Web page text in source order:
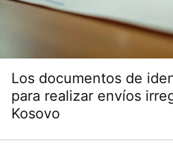
Los documentos de
para realizar envíos
Kosovo